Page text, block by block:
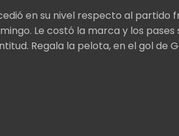
en su nivel respecto al partido
Le costó la marca y los pases
Regala la pelota, en el gol de